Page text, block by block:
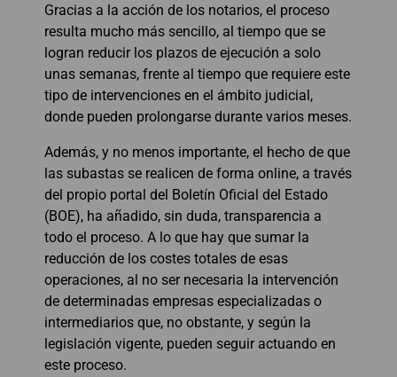
Gracias a la acción de los notarios, el proceso
resulta mucho más sencillo, al tiempo que se
logran reducir los plazos de ejecución a solo
unas semanas, frente al tiempo que requiere este
tipo de intervenciones en el ámbito judicial,
donde pueden prolongarse durante varios meses.
Además, y no menos importante, el hecho de que
las subastas se realicen de forma online, a través
del propio portal del Boletín Oficial del Estado
(BOE), ha añadido, sin duda, transparencia a
todo el proceso. A lo que hay que sumar la
reducción de los costes totales de esas
operaciones, al no ser necesaria la intervención
de determinadas empresas especializadas o
intermediarios que, no obstante, y según la
legislación vigente, pueden seguir actuando en
este proceso.